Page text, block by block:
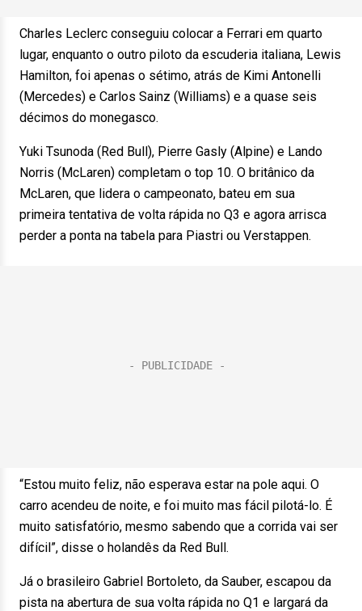
Charles Leclerc conseguiu colocar a Ferrari em quarto
lugar, enquanto o outro piloto da escuderia italiana, Lewis
Hamilton, foi apenas o sétimo, atrás de Kimi Antonelli
(Mercedes) e Carlos Sainz (Williams) e a quase seis
décimos do monegasco.
Yuki Tsunoda (Red Bull), Pierre Gasly (Alpine) e Lando
Norris (McLaren) completam o top 10. O britânico da
McLaren, que lidera o campeonato, bateu em sua
primeira tentativa de volta rápida no Q3 e agora arrisca
perder a ponta na tabela para Piastri ou Verstappen.
“Estou muito feliz, não esperava estar na pole aqui. O
carro acendeu de noite, e foi muito mas fácil pilotá-lo. É
muito satisfatório, mesmo sabendo que a corrida vai ser
difícil”, disse o holandês da Red Bull.
Já o brasileiro Gabriel Bortoleto, da Sauber, escapou da
pista na abertura de sua volta rápida no Q1 e largará da